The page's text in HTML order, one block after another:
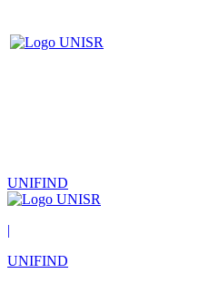
UNIFIND
|
UNIFIND